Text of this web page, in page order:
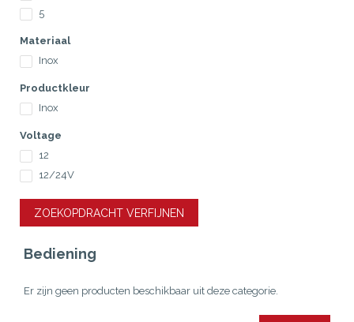
5
Materiaal
Inox
Productkleur
Inox
Voltage
12
12/24V
ZOEKOPDRACHT VERFIJNEN
Bediening
Er zijn geen producten beschikbaar uit deze categorie.